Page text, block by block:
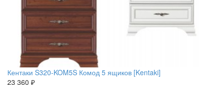
Кентаки S320-KOM5S Комод 5 ящиков [Kentaki]
23 360 ₽